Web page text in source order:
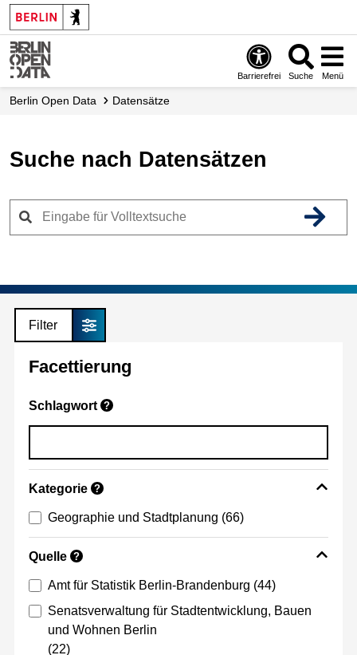
Skip
to
main
content
Barrierefrei Suche Menü
Berlin Open Data Datensätze
Suche nach Datensätzen
Filter
Facettierung
Schlagwort ?
Kategorie ?
Geographie und Stadtplanung (66)
Quelle ?
Amt für Statistik Berlin-Brandenburg (44)
Senatsverwaltung für Stadtentwicklung, Bauen
und Wohnen Berlin
(22)